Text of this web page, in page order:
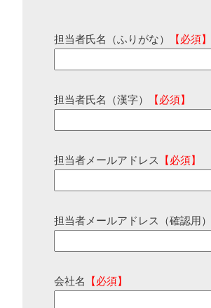
担当者氏名（ふりがな） 【必須】
担当者氏名（漢字） 【必須】
担当者メールアドレス 【必須】
担当者メールアドレス（確認用）
会社名 【必須】